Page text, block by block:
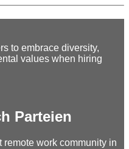
to embrace diversity,
values when hiring
Parteien
work community in